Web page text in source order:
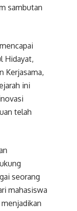
sambutan
Hidayat,
Kerjasama,
ini
telah
seorang
mahasiswa